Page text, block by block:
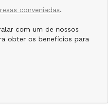
conveniadas.
com um de nossos
obter os benefícios para